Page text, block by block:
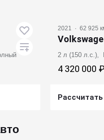
2021 · 62 925
2 л (150
4 320 000